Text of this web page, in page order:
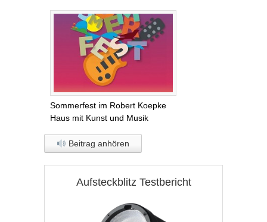
Sommerfest im Robert Koepke
Haus mit Kunst und Musik
Beitrag anhören
Aufsteckblitz Testbericht